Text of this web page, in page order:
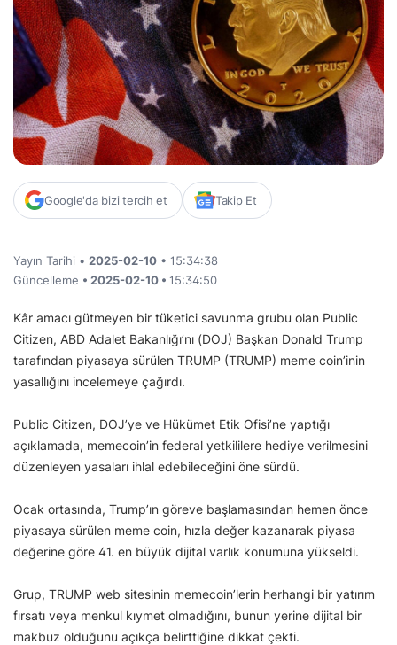
Google'da bizi tercih et Takip Et
Yayın Tarihi • 2025-02-10 • 15:34:38
Güncelleme • 2025-02-10 • 15:34:50
Kâr amacı gütmeyen bir tüketici savunma grubu olan Public
Citizen, ABD Adalet Bakanlığı’nı (DOJ) Başkan Donald Trump
tarafından piyasaya sürülen TRUMP (TRUMP) meme coin’inin
yasallığını incelemeye çağırdı.
Public Citizen, DOJ’ye ve Hükümet Etik Ofisi’ne yaptığı
açıklamada, memecoin’in federal yetkililere hediye verilmesini
düzenleyen yasaları ihlal edebileceğini öne sürdü.
Ocak ortasında, Trump’ın göreve başlamasından hemen önce
piyasaya sürülen meme coin, hızla değer kazanarak piyasa
değerine göre 41. en büyük dijital varlık konumuna yükseldi.
Grup, TRUMP web sitesinin memecoin’lerin herhangi bir yatırım
fırsatı veya menkul kıymet olmadığını, bunun yerine dijital bir
makbuz olduğunu açıkça belirttiğine dikkat çekti.